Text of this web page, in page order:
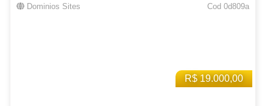
R$ 19.000,00
Dominios Sites Cod 0d809a